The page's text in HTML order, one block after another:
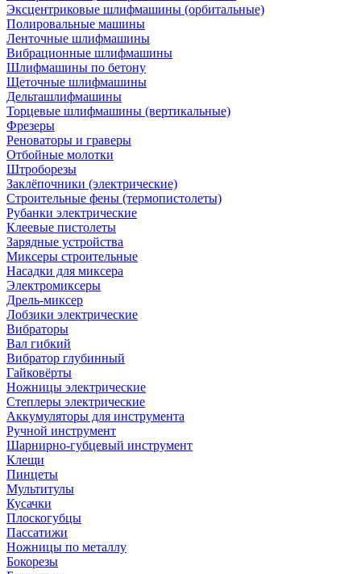
Эксцентриковые шлифмашины (орбитальные)
Полировальные машины
Ленточные шлифмашины
Вибрационные шлифмашины
Шлифмашины по бетону
Щеточные шлифмашины
Дельташлифмашины
Торцевые шлифмашины (вертикальные)
Фрезеры
Реноваторы и граверы
Отбойные молотки
Штроборезы
Заклёпочники (электрические)
Строительные фены (термопистолеты)
Рубанки электрические
Клеевые пистолеты
Зарядные устройства
Миксеры строительные
Насадки для миксера
Электромиксеры
Дрель-миксер
Лобзики электрические
Вибраторы
Вал гибкий
Вибратор глубинный
Гайковёрты
Ножницы электрические
Степлеры электрические
Аккумуляторы для инструмента
Ручной инструмент
Шарнирно-губцевый инструмент
Клещи
Пинцеты
Мультитулы
Кусачки
Плоскогубцы
Пассатижи
Ножницы по металлу
Бокорезы